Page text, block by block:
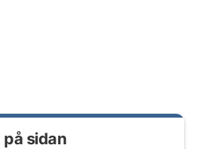
sidan